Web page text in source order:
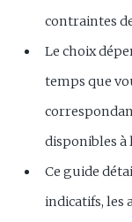
contraintes
Le choix
temps que
disponibles à
Ce guide
indicatifs, les